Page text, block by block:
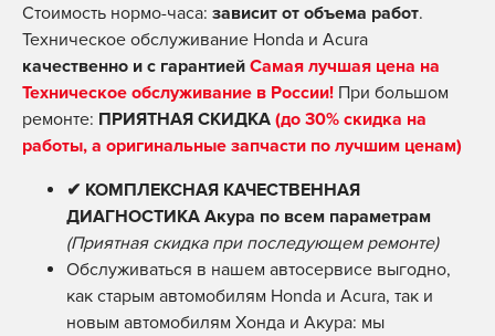
Стоимость нормо-часа: зависит от объема работ.
Техническое обслуживание Honda и Acura
качественно и с гарантией Самая лучшая цена на
Техническое обслуживание в России! При большом
ремонте: ПРИЯТНАЯ СКИДКА (до 30% скидка на
работы, а оригинальные запчасти по лучшим ценам)
✔ КОМПЛЕКСНАЯ КАЧЕСТВЕННАЯ
ДИАГНОСТИКА Акура по всем параметрам
(Приятная скидка при последующем ремонте)
Обслуживаться в нашем автосервисе выгодно,
как старым автомобилям Honda и Acura, так и
новым автомобилям Хонда и Акура: мы